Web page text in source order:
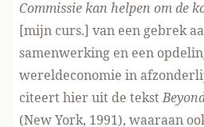
Commissie kan helpen om de
[mijn curs.] van een gebrek
samenwerking en een
wereldeconomie in
citeert hier uit de tekst
(New York, 1991), waaraan